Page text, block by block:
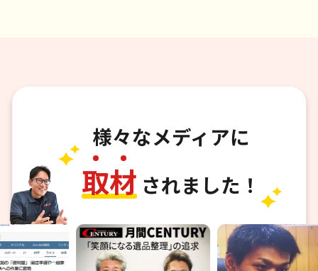
様々なメディアに
取材 されました！